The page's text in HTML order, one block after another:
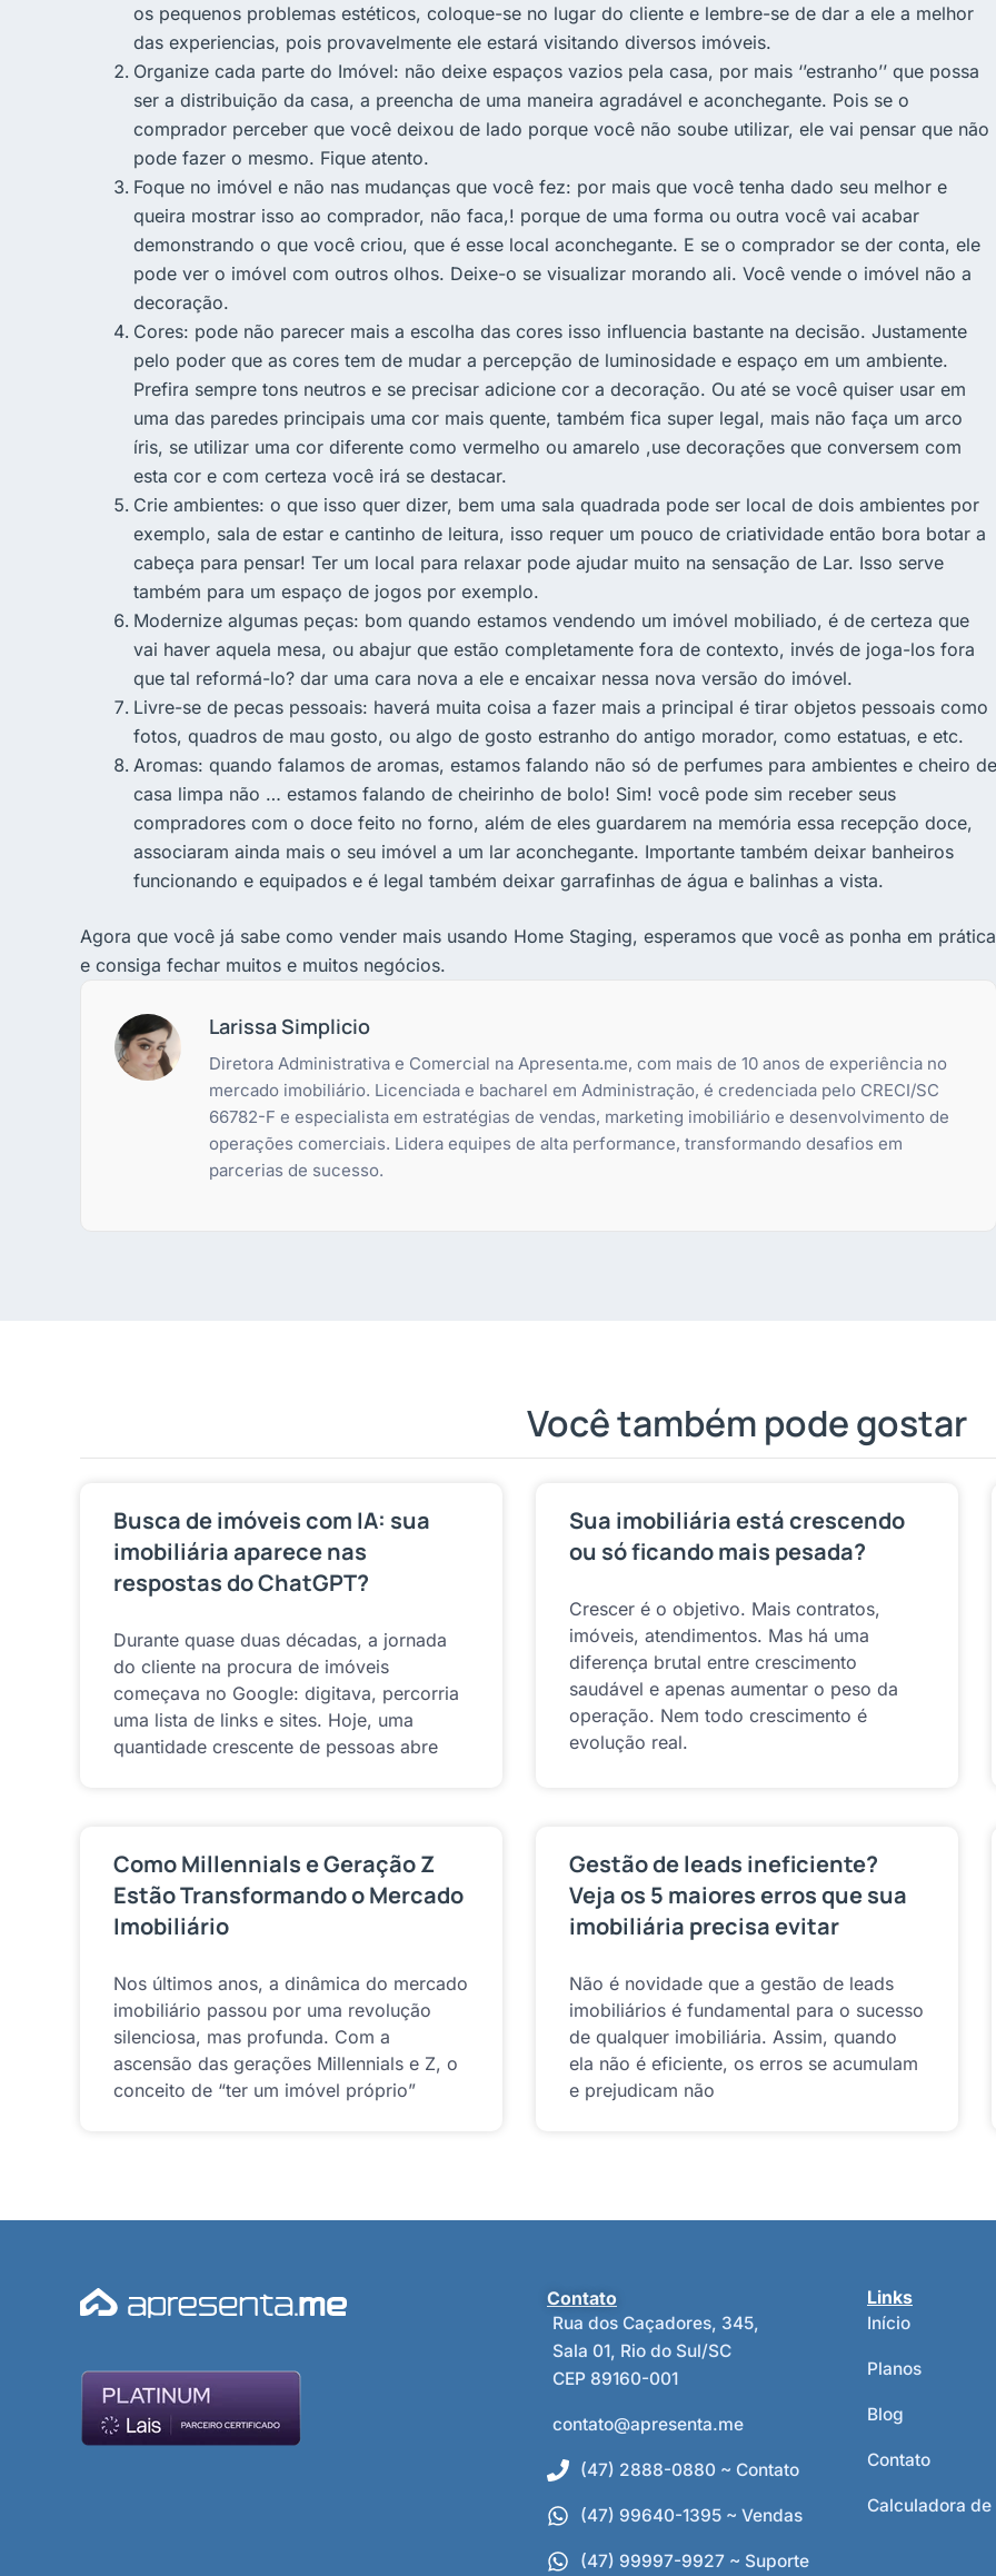
os pequenos problemas estéticos, coloque-se no lugar do cliente e lembre-se de dar a ele a melhor
das experiencias, pois provavelmente ele estará visitando diversos imóveis.
Organize cada parte do Imóvel: não deixe espaços vazios pela casa, por mais ‘’estranho’’ que possa
ser a distribuição da casa, a preencha de uma maneira agradável e aconchegante. Pois se o
comprador perceber que você deixou de lado porque você não soube utilizar, ele vai pensar que não
pode fazer o mesmo. Fique atento.
Foque no imóvel e não nas mudanças que você fez: por mais que você tenha dado seu melhor e
queira mostrar isso ao comprador, não faca,! porque de uma forma ou outra você vai acabar
demonstrando o que você criou, que é esse local aconchegante. E se o comprador se der conta, ele
pode ver o imóvel com outros olhos. Deixe-o se visualizar morando ali. Você vende o imóvel não a
decoração.
Cores: pode não parecer mais a escolha das cores isso influencia bastante na decisão. Justamente
pelo poder que as cores tem de mudar a percepção de luminosidade e espaço em um ambiente.
Prefira sempre tons neutros e se precisar adicione cor a decoração. Ou até se você quiser usar em
uma das paredes principais uma cor mais quente, também fica super legal, mais não faça um arco
íris, se utilizar uma cor diferente como vermelho ou amarelo ,use decorações que conversem com
esta cor e com certeza você irá se destacar.
Crie ambientes: o que isso quer dizer, bem uma sala quadrada pode ser local de dois ambientes por
exemplo, sala de estar e cantinho de leitura, isso requer um pouco de criatividade então bora botar a
cabeça para pensar! Ter um local para relaxar pode ajudar muito na sensação de Lar. Isso serve
também para um espaço de jogos por exemplo.
Modernize algumas peças: bom quando estamos vendendo um imóvel mobiliado, é de certeza que
vai haver aquela mesa, ou abajur que estão completamente fora de contexto, invés de joga-los fora
que tal reformá-lo? dar uma cara nova a ele e encaixar nessa nova versão do imóvel.
Livre-se de pecas pessoais: haverá muita coisa a fazer mais a principal é tirar objetos pessoais como
fotos, quadros de mau gosto, ou algo de gosto estranho do antigo morador, como estatuas, e etc.
Aromas: quando falamos de aromas, estamos falando não só de perfumes para ambientes e cheiro de
casa limpa não … estamos falando de cheirinho de bolo! Sim! você pode sim receber seus
compradores com o doce feito no forno, além de eles guardarem na memória essa recepção doce,
associaram ainda mais o seu imóvel a um lar aconchegante. Importante também deixar banheiros
funcionando e equipados e é legal também deixar garrafinhas de água e balinhas a vista.
Agora que você já sabe como vender mais usando Home Staging, esperamos que você as ponha em prática
e consiga fechar muitos e muitos negócios.
Larissa Simplicio
Diretora Administrativa e Comercial na Apresenta.me, com mais de 10 anos de experiência no
mercado imobiliário. Licenciada e bacharel em Administração, é credenciada pelo CRECI/SC
66782-F e especialista em estratégias de vendas, marketing imobiliário e desenvolvimento de
operações comerciais. Lidera equipes de alta performance, transformando desafios em
parcerias de sucesso.
Você também pode gostar
Busca de imóveis com IA: sua
imobiliária aparece nas
respostas do ChatGPT?
Durante quase duas décadas, a jornada
do cliente na procura de imóveis
começava no Google: digitava, percorria
uma lista de links e sites. Hoje, uma
quantidade crescente de pessoas abre
Sua imobiliária está crescendo
ou só ficando mais pesada?
Crescer é o objetivo. Mais contratos,
imóveis, atendimentos. Mas há uma
diferença brutal entre crescimento
saudável e apenas aumentar o peso da
operação. Nem todo crescimento é
evolução real.
Como Millennials e Geração Z
Estão Transformando o Mercado
Imobiliário
Nos últimos anos, a dinâmica do mercado
imobiliário passou por uma revolução
silenciosa, mas profunda. Com a
ascensão das gerações Millennials e Z, o
conceito de “ter um imóvel próprio”
Gestão de leads ineficiente?
Veja os 5 maiores erros que sua
imobiliária precisa evitar
Não é novidade que a gestão de leads
imobiliários é fundamental para o sucesso
de qualquer imobiliária. Assim, quando
ela não é eficiente, os erros se acumulam
e prejudicam não
Contato
Rua dos Caçadores, 345,
Sala 01, Rio do Sul/SC
CEP 89160-001
contato@apresenta.me
(47) 2888-0880 ~ Contato
(47) 99640-1395 ~ Vendas
(47) 99997-9927 ~ Suporte
Links
Início
Planos
Blog
Contato
Calculadora de